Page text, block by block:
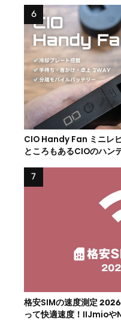
CIO Handy Fan ミニレ
ところもあるCIOのハン
格安SIMの速度測定
って快適速度！IIJmioや